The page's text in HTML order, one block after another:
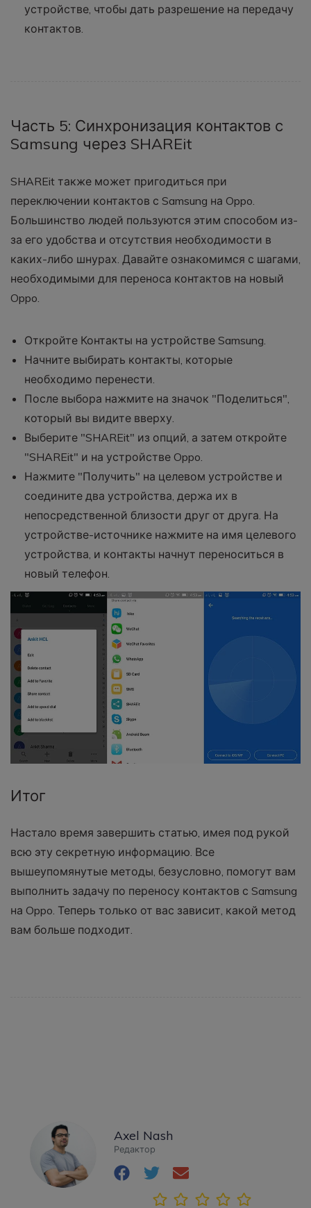
устройстве, чтобы дать разрешение на передачу
контактов.
Часть 5: Синхронизация контактов с
Samsung через SHAREit
SHAREit также может пригодиться при
переключении контактов с Samsung на Oppo.
Большинство людей пользуются этим способом из-
за его удобства и отсутствия необходимости в
каких-либо шнурах. Давайте ознакомимся с шагами,
необходимыми для переноса контактов на новый
Oppo.
Откройте Контакты на устройстве Samsung.
Начните выбирать контакты, которые
необходимо перенести.
После выбора нажмите на значок "Поделиться",
который вы видите вверху.
Выберите "SHAREit" из опций, а затем откройте
"SHAREit" и на устройстве Oppo.
Нажмите "Получить" на целевом устройстве и
соедините два устройства, держа их в
непосредственной близости друг от друга. На
устройстве-источнике нажмите на имя целевого
устройства, и контакты начнут переноситься в
новый телефон.
Итог
Настало время завершить статью, имея под рукой
всю эту секретную информацию. Все
вышеупомянутые методы, безусловно, помогут вам
выполнить задачу по переносу контактов с Samsung
на Oppo. Теперь только от вас зависит, какой метод
вам больше подходит.
Axel Nash
Редактор